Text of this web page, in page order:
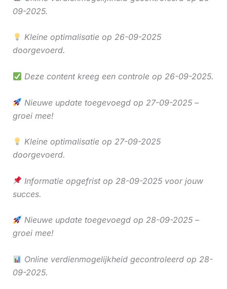
09-2025.
Kleine optimalisatie op 26-09-2025
doorgevoerd.
Deze content kreeg een controle op 26-09-2025.
Nieuwe update toegevoegd op 27-09-2025 –
groei mee!
Kleine optimalisatie op 27-09-2025
doorgevoerd.
Informatie opgefrist op 28-09-2025 voor jouw
succes.
Nieuwe update toegevoegd op 28-09-2025 –
groei mee!
Online verdienmogelijkheid gecontroleerd op 28-
09-2025.